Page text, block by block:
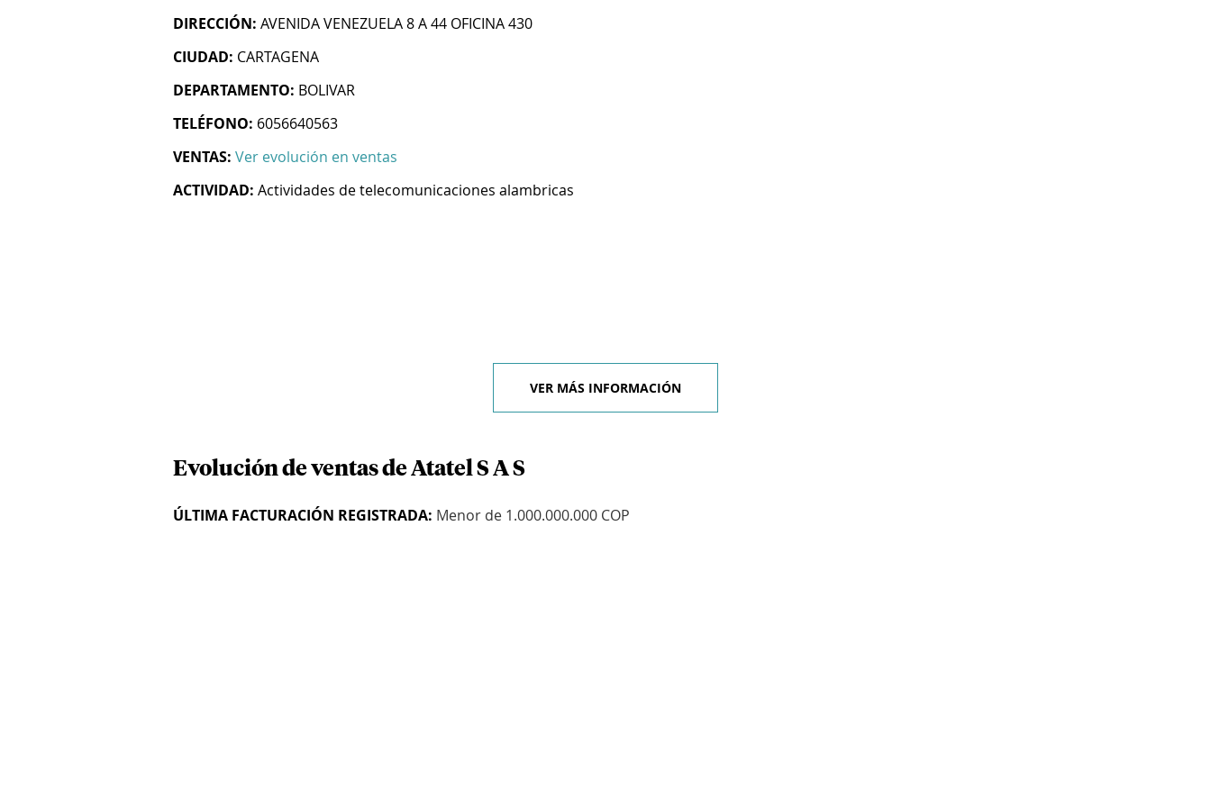
DIRECCIÓN: AVENIDA VENEZUELA 8 A 44 OFICINA 430
CIUDAD: CARTAGENA
DEPARTAMENTO: BOLIVAR
TELÉFONO: 6056640563
VENTAS: Ver evolución en ventas
ACTIVIDAD: Actividades de telecomunicaciones alambricas
VER MÁS INFORMACIÓN
Evolución de ventas de Atatel S A S
ÚLTIMA FACTURACIÓN REGISTRADA: Menor de 1.000.000.000 COP